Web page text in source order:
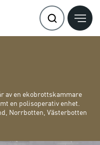
av en ekobrottskammare
en polisoperativ enhet.
Norrbotten, Västerbotten